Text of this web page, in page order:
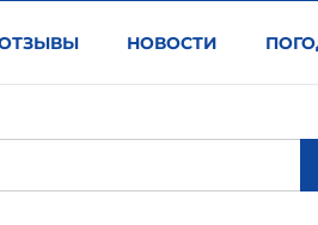
НОВОСТИ